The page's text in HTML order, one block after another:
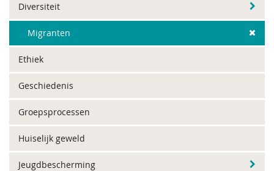
Diversiteit
Migranten
Ethiek
Geschiedenis
Groepsprocessen
Huiselijk geweld
Jeugdbescherming